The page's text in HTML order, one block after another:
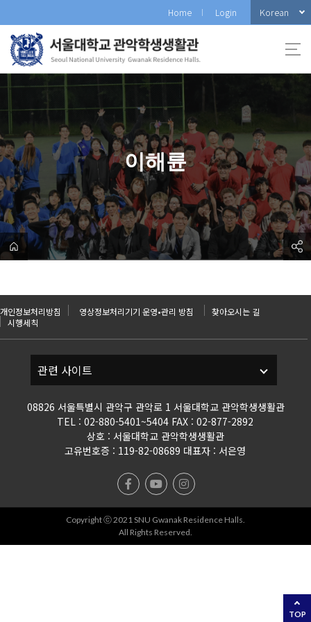
로
메
뉴
Home Login Korean
이해륜
TOP
개인정보처리방침 영상정보처리기기 운영•관리 방침
찾아오시는 길
시행세칙
08826 서울특별시 관악구 관악로 1 서울대학교 관악학생생활관
TEL : 02-880-5401~5404 FAX : 02-877-2892
상호 : 서울대학교 관악학생생활관
고유번호증 : 119-82-08689 대표자 : 서은영
Copyright ⓒ 2021 SNU Gwanak Residence Halls.
All Rights Reserved.